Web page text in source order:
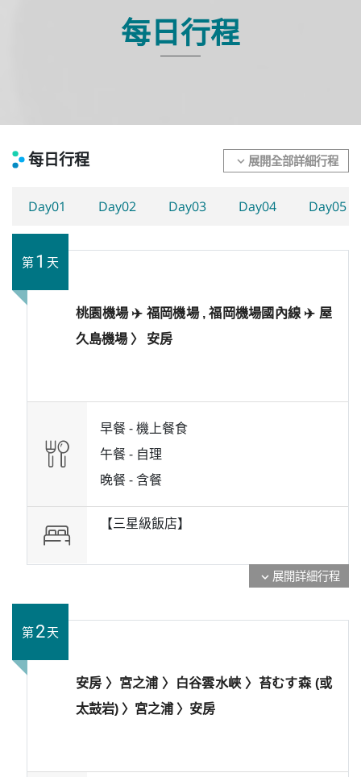
每日行程
每日行程 expand_more 展開全部詳細行程
Day01 Day02 Day03 Day04 Day05
第1 天
桃園機場 ✈️ 福岡機場 , 福岡機場國內線 ✈️ 屋
久島機場 〉 安房
早餐 -機上餐食
午餐 - 自理
晚餐 -含餐
【三星級飯店】
expand_more 展開詳細行程
第2天
安房 〉宮之浦 〉白谷雲水峽 〉苔むす森 (或
太鼓岩) 〉宮之浦 〉安房